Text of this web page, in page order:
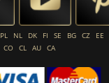
PL NL DK FI SE BG CZ
EE
CO CL AU CA